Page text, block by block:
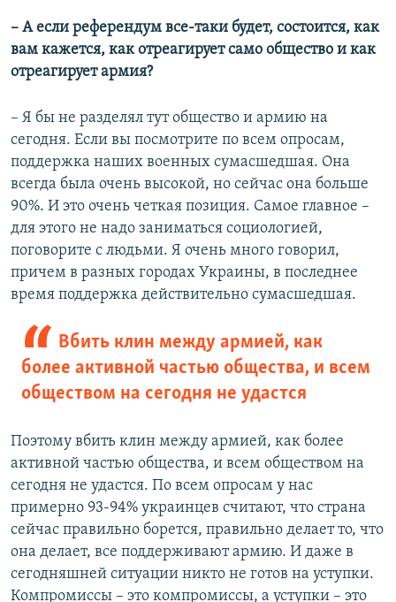
– А если референдум все-таки будет, состоится, как
вам кажется, как отреагирует само общество и как
отреагирует армия?
– Я бы не разделял тут общество и армию на
сегодня. Если вы посмотрите по всем опросам,
поддержка наших военных сумасшедшая. Она
всегда была очень высокой, но сейчас она больше
90%. И это очень четкая позиция. Самое главное –
для этого не надо заниматься социологией,
поговорите с людьми. Я очень много говорил,
причем в разных городах Украины, в последнее
время поддержка действительно сумасшедшая.
Вбить клин между армией, как
более активной частью общества, и всем
обществом на сегодня не удастся
Поэтому вбить клин между армией, как более
активной частью общества, и всем обществом на
сегодня не удастся. По всем опросам у нас
примерно 93-94% украинцев считают, что страна
сейчас правильно борется, правильно делает то, что
она делает, все поддерживают армию. И даже в
сегодняшней ситуации никто не готов на уступки.
Компромиссы – это компромиссы, а уступки – это